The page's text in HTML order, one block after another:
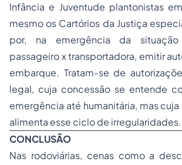
Infância e Juventude plantonistas
mesmo os Cartórios da Justiça
por, na emergência da
passageiro x transportadora, emitir
embarque. Tratam-se de
legal, cuja concessão se entende
emergência até humanitária, mas
alimenta esse ciclo de irregularidades.
CONCLUSÃO
Nas rodoviárias, cenas como a